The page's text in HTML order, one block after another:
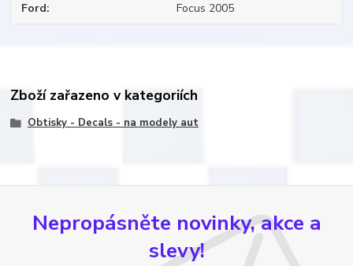
Ford Focus 2005
Zboží zařazeno v kategoriích
Obtisky - Decals - na modely aut
Nepropásněte novinky, akce a
slevy!